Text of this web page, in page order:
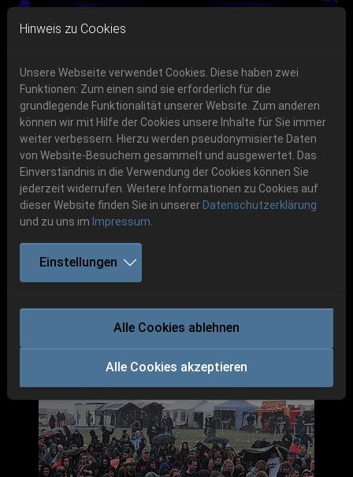
Skip to main navigation
Skip to main content
Skip to page footer
06.-08. August 2026
Schlotheim, Flugplatz Obermehler
Previous Next
Party.San 2011
Hinweis zu Cookies
Unsere Webseite verwendet Cookies. Diese haben zwei
Funktionen: Zum einen sind sie erforderlich für die
grundlegende Funktionalität unserer Website. Zum anderen
können wir mit Hilfe der Cookies unsere Inhalte für Sie immer
weiter verbessern. Hierzu werden pseudonymisierte Daten
von Website-Besuchern gesammelt und ausgewertet. Das
Einverständnis in die Verwendung der Cookies können Sie
jederzeit widerrufen. Weitere Informationen zu Cookies auf
dieser Website finden Sie in unserer Datenschutzerklärung
und zu uns im Impressum
Einstellungen
Alle Cookies ablehnen
Alle Cookies akzeptieren